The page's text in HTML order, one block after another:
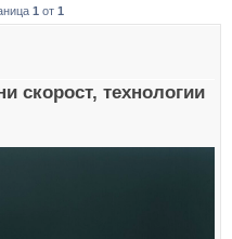
1 от 1
скорост, технологии